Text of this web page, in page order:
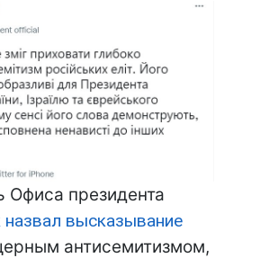
Офиса президента
высказывание
антисемитизмом,